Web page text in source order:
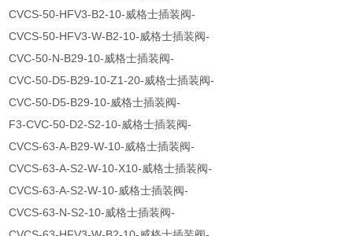
CVCS-50-HFV3-B2-10-威格士插装阀-
CVCS-50-HFV3-W-B2-10-威格士插装阀-
CVC-50-N-B29-10-威格士插装阀-
CVC-50-D5-B29-10-Z1-20-威格士插装阀-
CVC-50-D5-B29-10-威格士插装阀-
F3-CVC-50-D2-S2-10-威格士插装阀-
CVCS-63-A-B29-W-10-威格士插装阀-
CVCS-63-A-S2-W-10-X10-威格士插装阀-
CVCS-63-A-S2-W-10-威格士插装阀-
CVCS-63-N-S2-10-威格士插装阀-